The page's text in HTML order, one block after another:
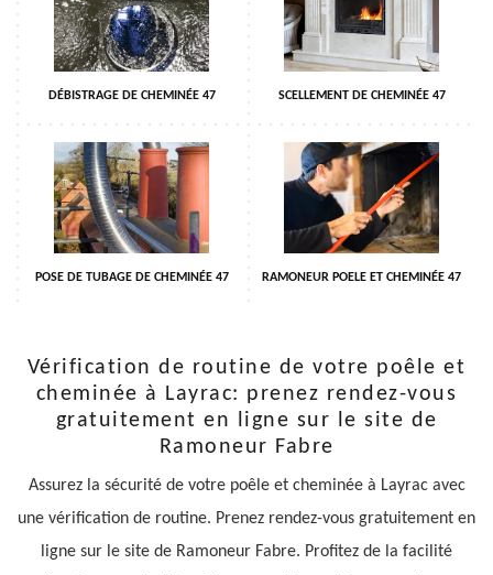
DÉBISTRAGE DE CHEMINÉE 47 SCELLEMENT DE CHEMINÉE 47
POSE DE TUBAGE DE CHEMINÉE 47 RAMONEUR POELE ET CHEMINÉE 47
Vérification de routine de votre poêle et
cheminée à Layrac: prenez rendez-vous
gratuitement en ligne sur le site de
Ramoneur Fabre
Assurez la sécurité de votre poêle et cheminée à Layrac avec
une vérification de routine. Prenez rendez-vous gratuitement en
ligne sur le site de Ramoneur Fabre. Profitez de la facilité